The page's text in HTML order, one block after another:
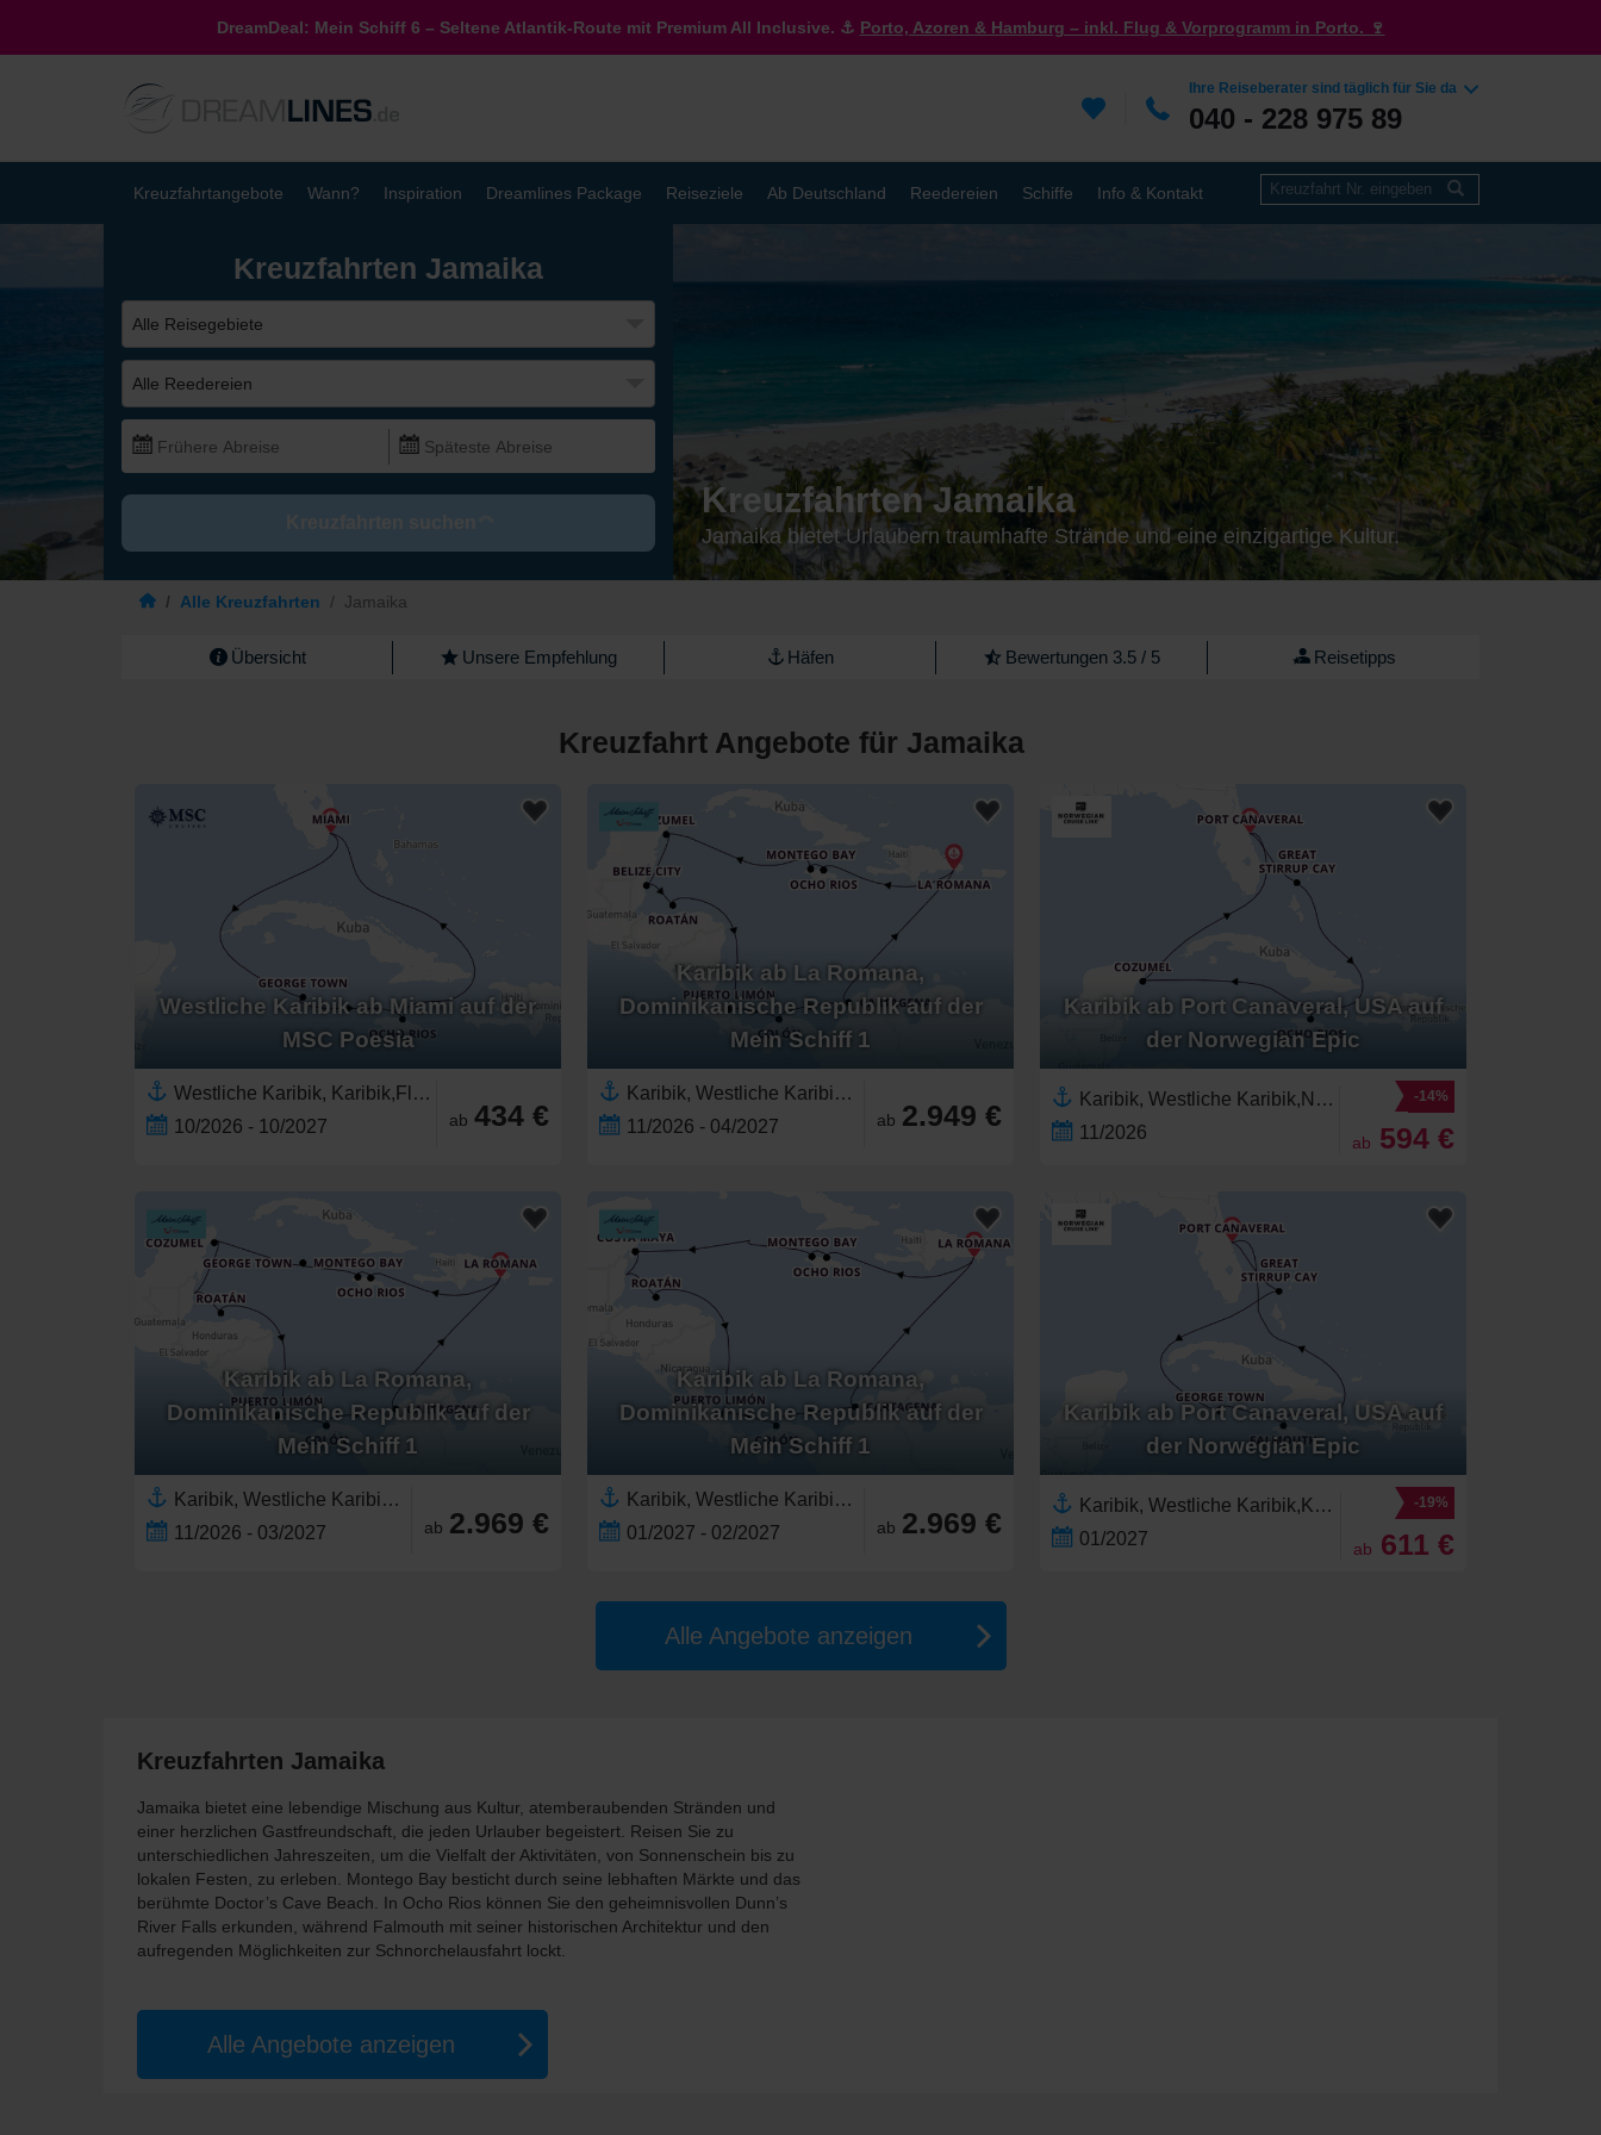
DreamDeal: Mein Schiff 6 – Seltene Atlantik-Route mit Premium All Inclusive. ⚓ Porto, Azoren & Hamburg – inkl. Flug & Vorprogramm in Porto. 🍷
Ihre Reiseberater sind täglich für Sie da
040 - 228 975 89
Kreuzfahrtangebote Wann? Inspiration Dreamlines Package Reiseziele Ab Deutschland Reedereien Schiffe Info & Kontakt
Kreuzfahrten Jamaika
Alle Reisegebiete
Alle Reedereien
Kreuzfahrten Jamaika
Jamaika bietet Urlaubern traumhafte Strände und eine einzigartige Kultur.
/ Alle Kreuzfahrten / Jamaika
Übersicht Unsere Empfehlung Häfen Bewertungen 3.5 / 5 Reisetipps
Kreuzfahrt Angebote für Jamaika
Westliche Karibik ab Miami auf der
MSC Poesia
Westliche Karibik, Karibik,Florida,Kaimaninseln,Vereinigte Staaten,Jamaika,Nordamerika
10/2026 - 10/2027
ab 434 €
Karibik ab La Romana,
Dominikanische Republik auf der
Mein Schiff 1
Karibik, Westliche Karibik,Mittelamerika,Jamaika,Honduras,Dominikanische Republik,Panama,Mexiko,Yucatán-Halbinsel,Belize,Nordamerika,Riviera Maya,Kolumbien,Costa Rica,Östliche Karibik,Südamerika
11/2026 - 04/2027
ab 2.949 €
Karibik ab Port Canaveral, USA auf
der Norwegian Epic
Karibik, Westliche Karibik,Nordamerika,Jamaika,Florida,Vereinigte Staaten,Yucatán-Halbinsel,Mexiko,Riviera Maya,Bahamas
11/2026
-14%
ab 594 €
Karibik ab La Romana,
Dominikanische Republik auf der
Mein Schiff 1
Karibik, Westliche Karibik,Mittelamerika,Jamaika,Honduras,Kaimaninseln,Dominikanische Republik,Panama,Mexiko,Yucatán-Halbinsel,Belize,Nordamerika,Riviera Maya,Kolumbien,Costa Rica,Östliche Karibik,Südamerika
11/2026 - 03/2027
ab 2.969 €
Karibik ab La Romana,
Dominikanische Republik auf der
Mein Schiff 1
Karibik, Westliche Karibik,Mittelamerika,Jamaika,Honduras,Kaimaninseln,Costa Maya,Dominikanische Republik,Panama,Mexiko,Yucatán-Halbinsel,Belize,Nordamerika,Kolumbien,Costa Rica,Östliche Karibik,Südamerika
01/2027 - 02/2027
ab 2.969 €
Karibik ab Port Canaveral, USA auf
der Norwegian Epic
Karibik, Westliche Karibik,Kaimaninseln,Jamaika,Nordamerika,Florida,Vereinigte Staaten,Bahamas
01/2027
-19%
ab 611 €
Alle Angebote anzeigen
Kreuzfahrten Jamaika
Jamaika bietet eine lebendige Mischung aus Kultur, atemberaubenden Stränden und
einer herzlichen Gastfreundschaft, die jeden Urlauber begeistert. Reisen Sie zu
unterschiedlichen Jahreszeiten, um die Vielfalt der Aktivitäten, von Sonnenschein bis zu
lokalen Festen, zu erleben. Montego Bay besticht durch seine lebhaften Märkte und das
berühmte Doctor’s Cave Beach. In Ocho Rios können Sie den geheimnisvollen Dunn’s
River Falls erkunden, während Falmouth mit seiner historischen Architektur und den
aufregenden Möglichkeiten zur Schnorchelausfahrt lockt.
Alle Angebote anzeigen